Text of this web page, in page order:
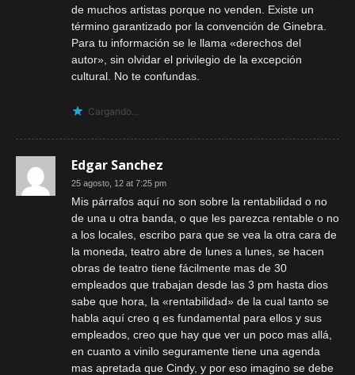
de muchos artistas porque no venden. Existe un
término garantizado por la convención de Ginebra.
Para tu información se le llama «derechos del
autor», sin olvidar el privilegio de la excepción
cultural. No te confundas.
Cargando...
Edgar Sanchez
25 agosto, 12 at 7:25 pm
Mis párrafos aquí no son sobre la rentabilidad o no
de una u otra banda, o que les parezca rentable o no
a los locales, escribo para que se vea la otra cara de
la moneda, teatro abre de lunes a lunes, se hacen
obras de teatro tiene fácilmente mas de 30
empleados que trabajan desde las 3 pm hasta dios
sabe que hora, la «rentabilidad» de la cual tanto se
habla aquí creo q es fundamental para ellos y sus
empleados, creo que hay que ver un poco mas allá,
en cuanto a vinilo seguramente tiene una agenda
mas apretada que Cindy, y por eso imagino se debe